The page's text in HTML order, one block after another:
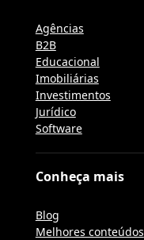
Agências
B2B
Educacional
Imobiliárias
Investimentos
Jurídico
Software
Conheça mais
Blog
Melhores conteúdos